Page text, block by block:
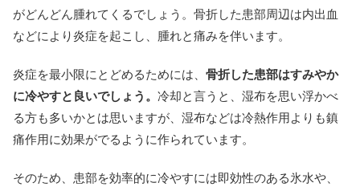
がどんどん腫れてくるでしょう。骨折した患部周辺は内出血
などにより炎症を起こし、腫れと痛みを伴います。
炎症を最小限にとどめるためには、 骨折した患部はすみやか
に冷やすと良いでしょう。 冷却と言うと、湿布を思い浮かべ
る方も多いかとは思いますが、湿布などは冷熱作用よりも鎮
痛作用に効果がでるように作られています。
そのため、患部を効率的に冷やすには即効性のある氷水や、